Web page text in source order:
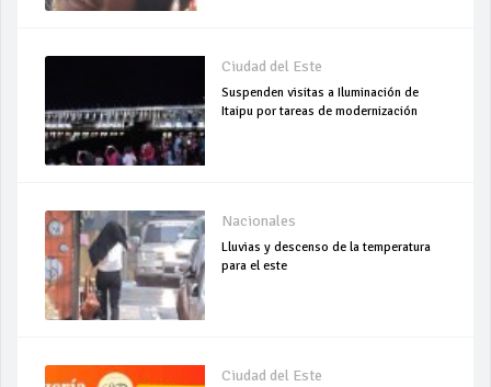
Ciudad del Este
Suspenden visitas a Iluminación de
Itaipu por tareas de modernización
Nacionales
Lluvias y descenso de la temperatura
para el este
Ciudad del Este